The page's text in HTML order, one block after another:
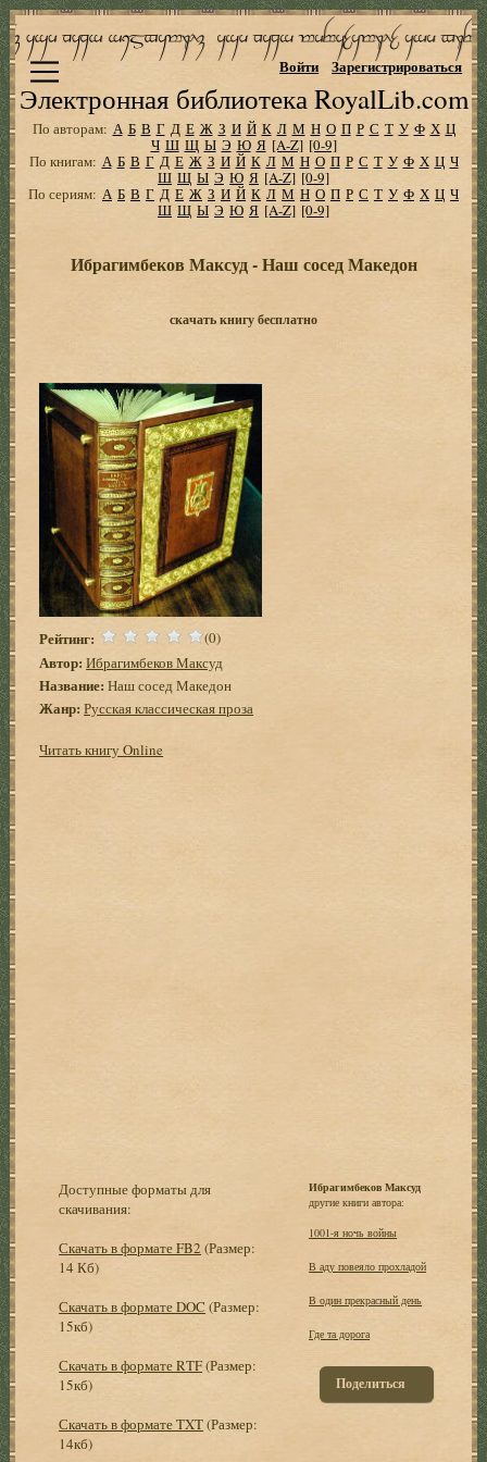
Электронная библиотека RoyalLib.com
Войти Зарегистрироваться
По авторам: А Б В Г Д Е Ж З И Й К Л М Н О П Р С Т У Ф Х Ц
Ч Ш Щ Ы Э Ю Я [A-Z] [0-9]
По книгам: А Б В Г Д Е Ж З И Й К Л М Н О П Р С Т У Ф Х Ц Ч
Ш Щ Ы Э Ю Я [A-Z] [0-9]
По сериям: А Б В Г Д Е Ж З И Й К Л М Н О П Р С Т У Ф Х Ц Ч
Ш Щ Ы Э Ю Я [A-Z] [0-9]
Ибрагимбеков Максуд - Наш сосед Македон
скачать книгу бесплатно
Рейтинг: (0)
Автор: Ибрагимбеков Максуд
Название: Наш сосед Македон
Жанр: Русская классическая проза
Читать книгу Online
Доступные форматы для
скачивания:
Скачать в формате FB2 (Размер:
14 Кб)
Скачать в формате DOC (Размер:
15кб)
Скачать в формате RTF(Размер:
15кб)
Скачать в формате TXT(Размер:
14кб)
Ибрагимбеков Максуд
другие книги автора:
1001-я ночь войны
В аду повеяло прохладой
В один прекрасный день
Где та дорога
Поделиться